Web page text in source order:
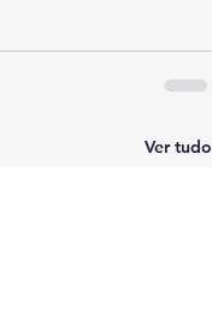
Ver tudo